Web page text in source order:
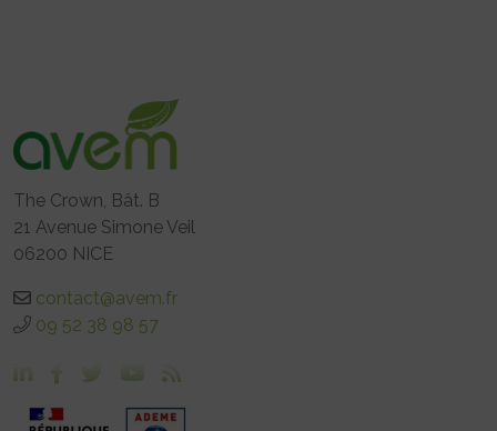
The Crown, Bât. B
21 Avenue Simone Veil
06200 NICE
contact@avem.fr
09 52 38 98 57